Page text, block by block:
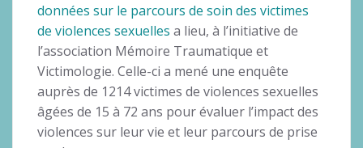
données sur le parcours de soin des victimes
de violences sexuelles a lieu, à l’initiative de
l’association Mémoire Traumatique et
Victimologie. Celle-ci a mené une enquête
auprès de 1214 victimes de violences sexuelles
âgées de 15 à 72 ans pour évaluer l’impact des
violences sur leur vie et leur parcours de prise